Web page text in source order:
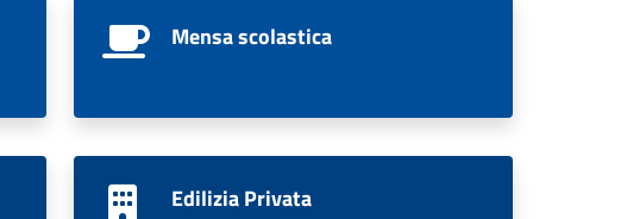
Mensa scolastica
Edilizia Privata